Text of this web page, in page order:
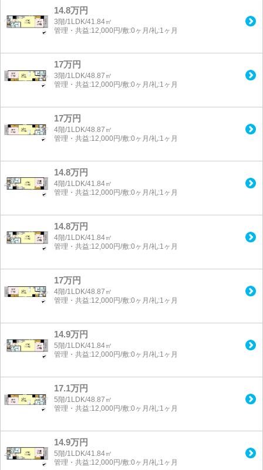
14.8万円
3階/1LDK/41.84㎡
管理・共益:12,000円/敷:0ヶ月/礼:1ヶ月
17万円
3階/1LDK/48.87㎡
管理・共益:12,000円/敷:0ヶ月/礼:1ヶ月
17万円
4階/1LDK/48.87㎡
管理・共益:12,000円/敷:0ヶ月/礼:1ヶ月
14.8万円
4階/1LDK/41.84㎡
管理・共益:12,000円/敷:0ヶ月/礼:1ヶ月
14.8万円
4階/1LDK/41.84㎡
管理・共益:12,000円/敷:0ヶ月/礼:1ヶ月
17万円
4階/1LDK/48.87㎡
管理・共益:12,000円/敷:0ヶ月/礼:1ヶ月
14.9万円
5階/1LDK/41.84㎡
管理・共益:12,000円/敷:0ヶ月/礼:1ヶ月
17.1万円
5階/1LDK/48.87㎡
管理・共益:12,000円/敷:0ヶ月/礼:1ヶ月
14.9万円
5階/1LDK/41.84㎡
管理・共益:12,000円/敷:0ヶ月/礼:1ヶ月